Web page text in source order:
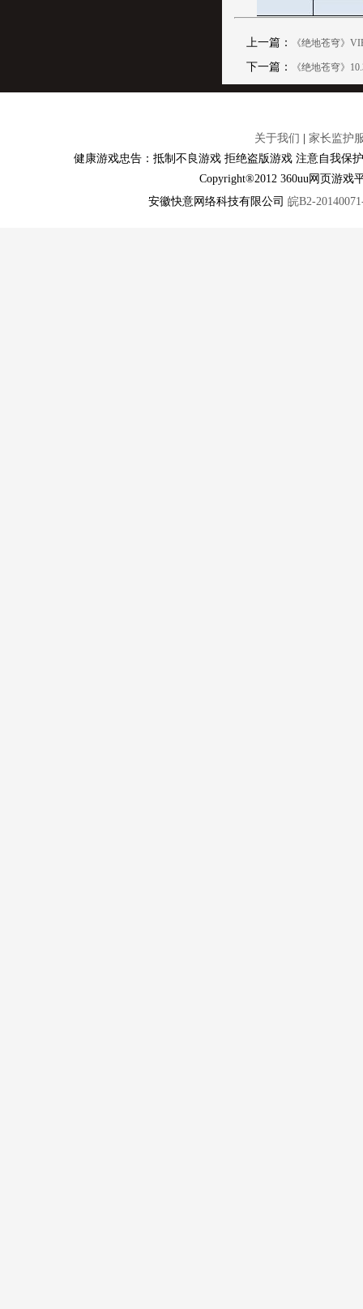
上一篇： 《绝地苍穹》
下一篇： 《绝地苍穹》
关于我们
家长监护
健康游戏忠告：抵制不良游戏 拒绝盗版游戏 注意自我保
Copyright®2012 360uu网页游
安徽快意网络科技有限公司 皖B2-